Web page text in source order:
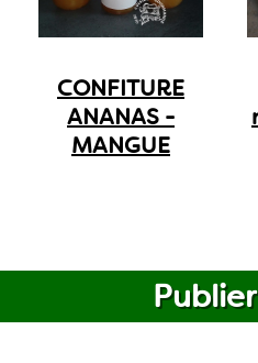
CONFITURE
ANANAS -
MANGUE